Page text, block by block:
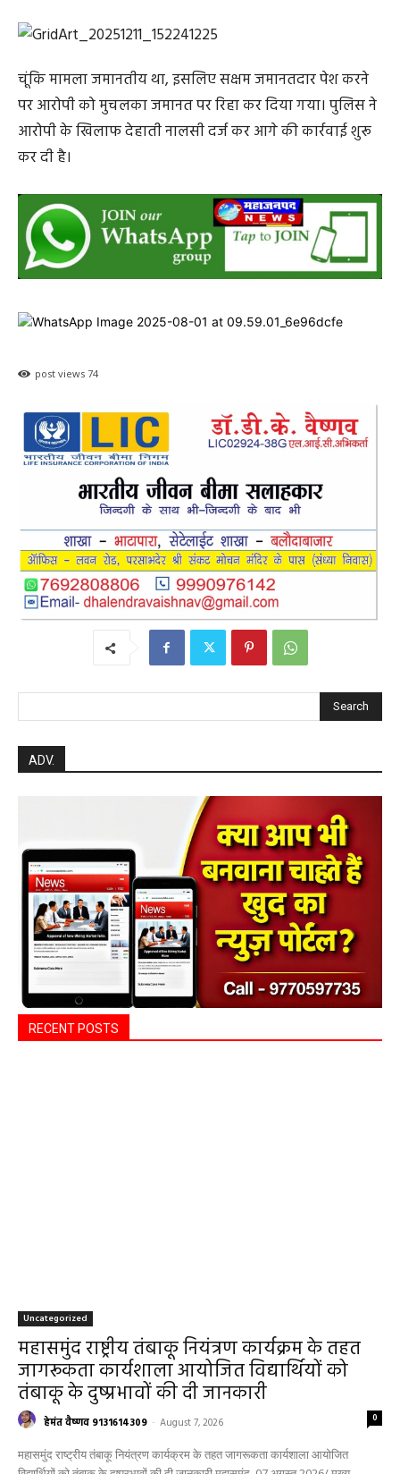
चूंकि मामला जमानतीय था, इसलिए सक्षम जमानतदार पेश करने
पर आरोपी को मुचलका जमानत पर रिहा कर दिया गया। पुलिस ने
आरोपी के खिलाफ देहाती नालसी दर्ज कर आगे की कार्रवाई शुरू
कर दी है।
post views 74
Search
ADV.
RECENT POSTS
Uncategorized
महासमुंद राष्ट्रीय तंबाकू नियंत्रण कार्यक्रम के तहत
जागरूकता कार्यशाला आयोजित विद्यार्थियों को
तंबाकू के दुष्प्रभावों की दी जानकारी
हेमंत वैष्णव 9131614309 - August 7, 2026 0
महासमुंद राष्ट्रीय तंबाकू नियंत्रण कार्यक्रम के तहत जागरूकता कार्यशाला आयोजित